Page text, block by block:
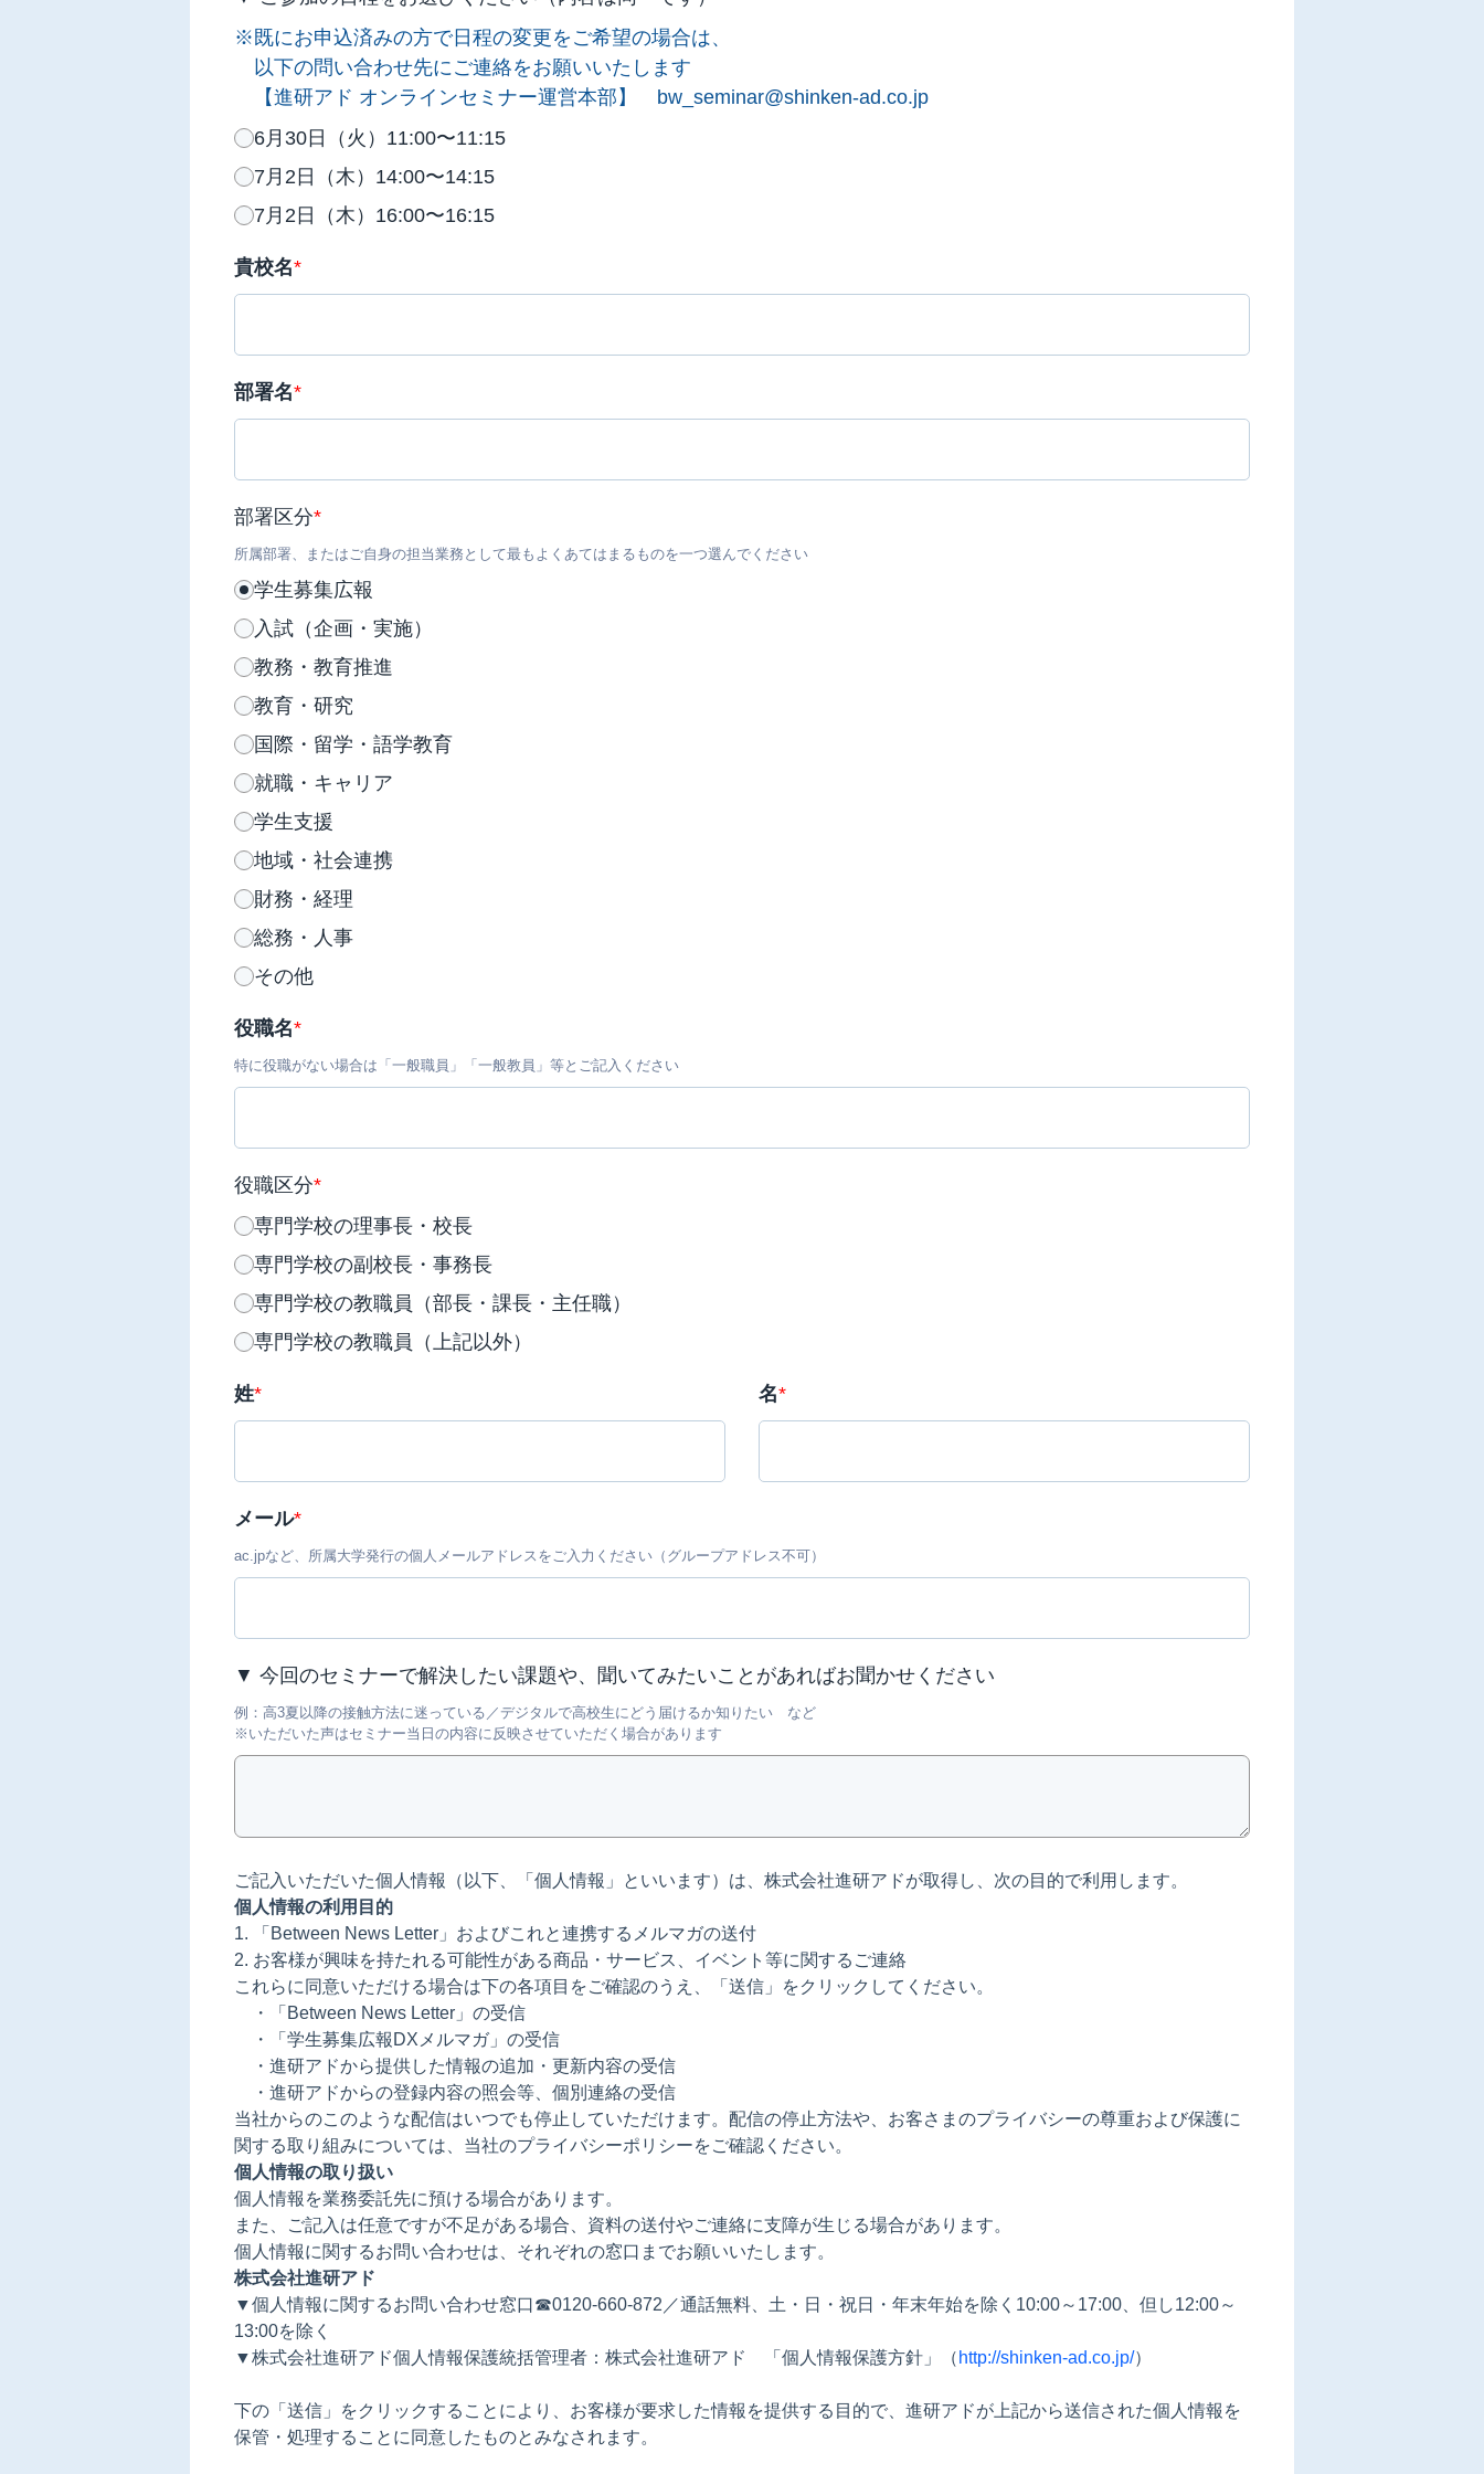
※既にお申込済みの方で日程の変更をご希望の場合は、
以下の問い合わせ先にご連絡をお願いいたします
【進研アド オンラインセミナー運営本部】
bw_seminar@shinken-ad.co.jp
6月30日（火）11:00〜11:15
7月2日（木）14:00〜14:15
7月2日（木）16:00〜16:15
貴校名*
部署名*
部署区分*
所属部署、またはご自身の担当業務として最もよくあてはまるものを一つ選んでください
学生募集広報
入試（企画・実施）
教務・教育推進
教育・研究
国際・留学・語学教育
就職・キャリア
学生支援
地域・社会連携
財務・経理
総務・人事
その他
役職名*
特に役職がない場合は「一般職員」「一般教員」等とご記入ください
役職区分*
専門学校の理事長・校長
専門学校の副校長・事務長
専門学校の教職員（部長・課長・主任職）
専門学校の教職員（上記以外）
姓* 名*
メール*
ac.jpなど、所属大学発行の個人メールアドレスをご入力ください（グループアドレス不可）
▼ 今回のセミナーで解決したい課題や、聞いてみたいことがあればお聞かせください
例：高3夏以降の接触方法に迷っている／デジタルで高校生にどう届けるか知りたい など
※いただいた声はセミナー当日の内容に反映させていただく場合があります
ご記入いただいた個人情報（以下、「個人情報」といいます）は、株式会社進研アドが取得し、次の目的で利用します。
個人情報の利用目的
1. 「Between News Letter」およびこれと連携するメルマガの送付
2. お客様が興味を持たれる可能性がある商品・サービス、イベント等に関するご連絡
これらに同意いただける場合は下の各項目をご確認のうえ、「送信」をクリックしてください。
・「Between News Letter」の受信
・「学生募集広報DXメルマガ」の受信
・進研アドから提供した情報の追加・更新内容の受信
・進研アドからの登録内容の照会等、個別連絡の受信
当社からのこのような配信はいつでも停止していただけます。配信の停止方法や、お客さまのプライバシーの尊重および保護に
関する取り組みについては、当社のプライバシーポリシーをご確認ください。
個人情報の取り扱い
個人情報を業務委託先に預ける場合があります。
また、ご記入は任意ですが不足がある場合、資料の送付やご連絡に支障が生じる場合があります。
個人情報に関するお問い合わせは、それぞれの窓口までお願いいたします。
株式会社進研アド
▼個人情報に関するお問い合わせ窓口☎0120-660-872／通話無料、土・日・祝日・年末年始を除く10:00～17:00、但し12:00～
13:00を除く
▼株式会社進研アド個人情報保護統括管理者：株式会社進研アド 「個人情報保護方針」（ http://shinken-ad.co.jp/）
下の「送信」をクリックすることにより、お客様が要求した情報を提供する目的で、進研アドが上記から送信された個人情報を
保管・処理することに同意したものとみなされます。